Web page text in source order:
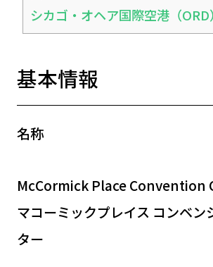
シカゴ・オヘア国際空港（
基本情報
名称
McCormick Place Convention
マコーミックプレイス コンベン
ター